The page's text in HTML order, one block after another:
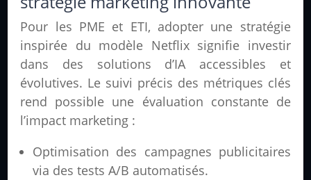
Pour les PME et ETI, adopter une stratégie
inspirée du modèle Netflix signifie investir
dans des solutions d’IA accessibles et
évolutives. Le suivi précis des métriques clés
rend possible une évaluation constante de
l’impact marketing :
Optimisation des campagnes publicitaires
via des tests A/B automatisés.